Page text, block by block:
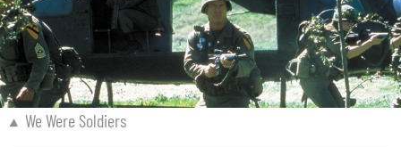
We Were Soldiers